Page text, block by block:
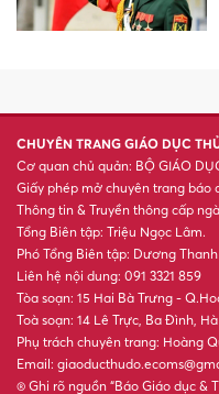
CHUYÊN TRANG GIÁO DỤC
Cơ quan chủ quản: BỘ GIÁO
Giấy phép mở chuyên trang báo
Thông tin & Truyền thông cấp
Tổng Biên tập: Triệu Ngọc Lâm.
Phó Tổng Biên tập: Dương
Liên hệ nội dung: 091 3321 859
Tòa soạn: 15 Hai Bà Trưng -
Toà soạn: 14 Lê Trực, Ba Đình,
Phụ trách chuyên trang: Hoàng
Email:
® Ghi rõ nguồn “Báo Giáo dục &